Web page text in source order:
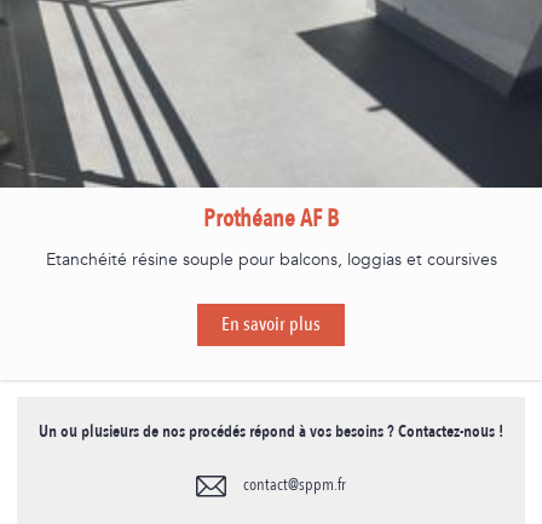
Prothéane AF B
Etanchéité résine souple pour balcons, loggias et coursives
En savoir plus
Un ou plusieurs de nos procédés répond à vos besoins ? Contactez-nous !
contact@sppm.fr